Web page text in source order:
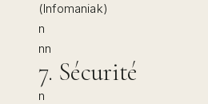
(Infomaniak)
n
nn
7. Sécurité
n